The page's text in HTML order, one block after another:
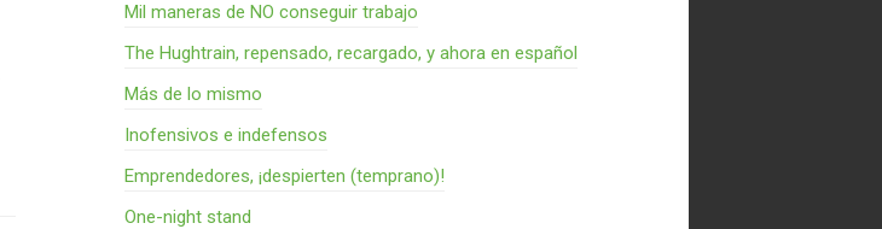
Mil maneras de NO conseguir trabajo
The Hughtrain, repensado, recargado, y ahora en español
Más de lo mismo
Inofensivos e indefensos
Emprendedores, ¡despierten (temprano)!
One-night stand